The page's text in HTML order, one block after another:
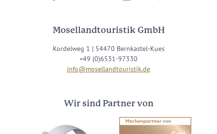
Mosellandtouristik GmbH
Kordelweg 1 | 54470 Bernkastel-Kues
+49 (0)6531-97330
info@mosellandtouristik.de
Wir sind Partner von